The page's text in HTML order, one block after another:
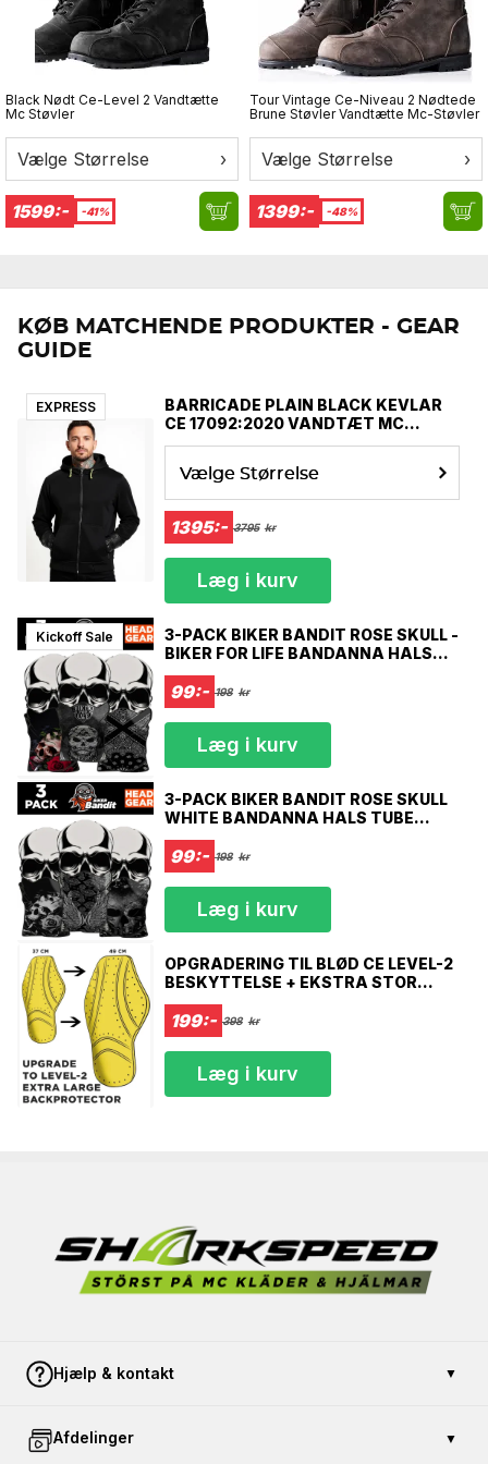
Black Nødt Ce-Level 2 Vandtætte
Mc Støvler
Vælge Størrelse ›
1599:- -41%
Tour Vintage Ce-Niveau 2 Nødtede
Brune Støvler Vandtætte Mc-Støvler
Vælge Størrelse ›
1399:- -48%
KØB MATCHENDE PRODUKTER - GEAR
GUIDE
EXPRESS
BARRICADE PLAIN BLACK KEVLAR
CE 17092:2020 VANDTÆT MC
HOODIE MCV
Vælge Størrelse
1395:- 3795 kr
Læg i kurv
Kickoff Sale
3-PACK BIKER BANDIT ROSE SKULL -
BIKER FOR LIFE BANDANNA HALS
TUBE HALS VARMERE BALACLAVA
99:- 198 kr
Læg i kurv
3-PACK BIKER BANDIT ROSE SKULL
WHITE BANDANNA HALS TUBE
HALS VARMERE BALACLAVA
99:- 198 kr
Læg i kurv
OPGRADERING TIL BLØD CE LEVEL-2
BESKYTTELSE + EKSTRA STOR
DÆKNING RYGBESKYTTELSE 37 CM
TIL 48 CM CE LEVEL-2
199:- 398 kr
Læg i kurv
Hjælp & kontakt ▼
Kontakt os
Afdelinger ▼